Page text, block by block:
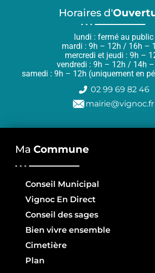
Horaires d'
lundi : fermé au public
mardi : 9h – 12h / 16h –
mercredi et jeudi : 9h –
vendredi : 9h – 12h / 14h
samedi : 9h – 12h (uniquement en
02 99 69 82 46
mairie@vignoc.fr
Ma Commune
Conseil Municipal
Vignoc En Direct
Conseil des sages
Bien vivre ensemble
Cimetière
Plan